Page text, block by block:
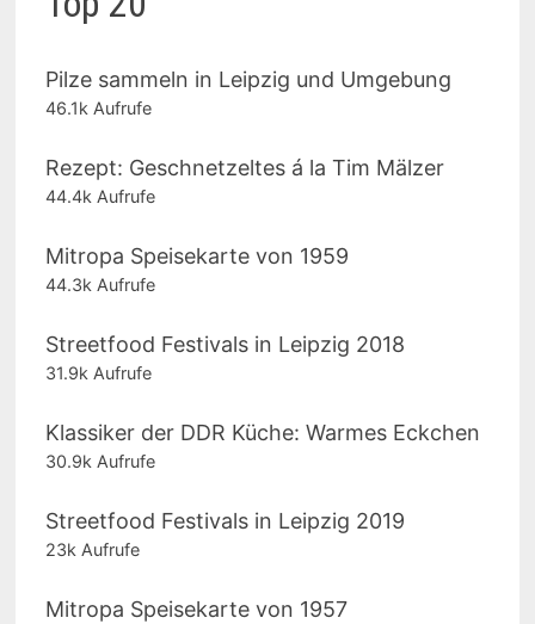
Pilze sammeln in Leipzig und Umgebung
46.1k Aufrufe
Rezept: Geschnetzeltes á la Tim Mälzer
44.4k Aufrufe
Mitropa Speisekarte von 1959
44.3k Aufrufe
Streetfood Festivals in Leipzig 2018
31.9k Aufrufe
Klassiker der DDR Küche: Warmes Eckchen
30.9k Aufrufe
Streetfood Festivals in Leipzig 2019
23k Aufrufe
Mitropa Speisekarte von 1957